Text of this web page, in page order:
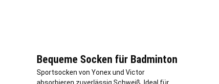
Bequeme Socken für Badminton
Sportsocken von Yonex und Victor